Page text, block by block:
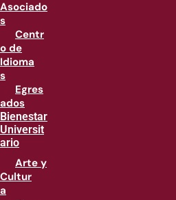
Asociado
s
Centr
o de
Idioma
s
Egres
ados
Bienestar
Universit
ario
Arte y
Cultur
a